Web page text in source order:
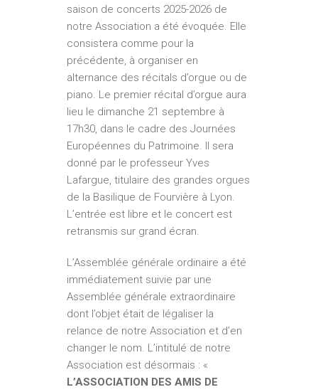
saison de concerts 2025-­2026 de
notre Association a été évoquée. Elle
consistera comme pour la
précédente, à organiser en
alternance des récitals d’orgue ou de
piano. Le premier récital d’orgue aura
lieu le dimanche 21 septembre à
17h30, dans le cadre des Journées
Européennes du Patrimoine. Il sera
donné par le professeur Yves
Lafargue, titulaire des grandes orgues
de la Basilique de Fourvière à Lyon.
L’entrée est libre et le concert est
retransmis sur grand écran.
L’Assemblée générale ordinaire a été
immédiatement suivie par une
Assemblée générale extraordinaire
dont l’objet était de légaliser la
relance de notre Association et d’en
changer le nom. L’intitulé de notre
Association est désormais : «
L’ASSOCIATION DES AMIS DE